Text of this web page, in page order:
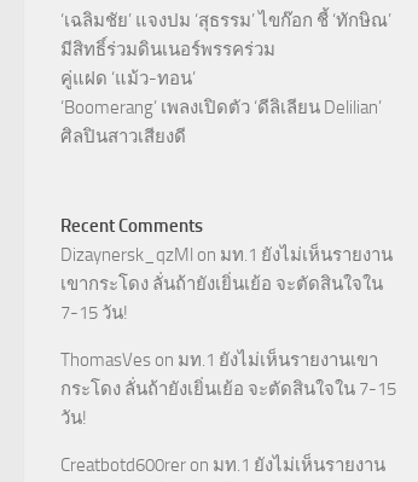
‘เฉลิมชัย’ แจงปม ‘สุธรรม’ ไขก๊อก ชี้ ‘ทักษิณ’
มีสิทธิ์ร่วมดินเนอร์พรรคร่วม
คู่แฝด ‘แม้ว-ทอน’
‘Boomerang’ เพลงเปิดตัว ‘ดีลิเลียน Delilian’
ศิลปินสาวเสียงดี
Recent Comments
Dizaynersk_qzMl on มท.1 ยังไม่เห็นรายงาน
เขากระโดง ลั่นถ้ายังเยิ่นเย้อ จะตัดสินใจใน
7-15 วัน!
ThomasVes on มท.1 ยังไม่เห็นรายงานเขา
กระโดง ลั่นถ้ายังเยิ่นเย้อ จะตัดสินใจใน 7-15
วัน!
Creatbotd600rer on มท.1 ยังไม่เห็นรายงาน